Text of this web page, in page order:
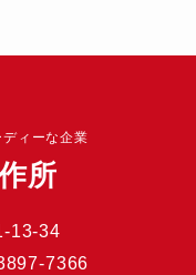
ィーな企業
所
13-34
7366